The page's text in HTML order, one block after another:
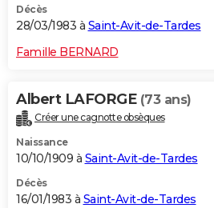
Décès
28/03/1983 à Saint-Avit-de-Tardes
Famille BERNARD
Albert LAFORGE (73 ans)
Créer une cagnotte obsèques
Naissance
10/10/1909 à Saint-Avit-de-Tardes
Décès
16/01/1983 à Saint-Avit-de-Tardes